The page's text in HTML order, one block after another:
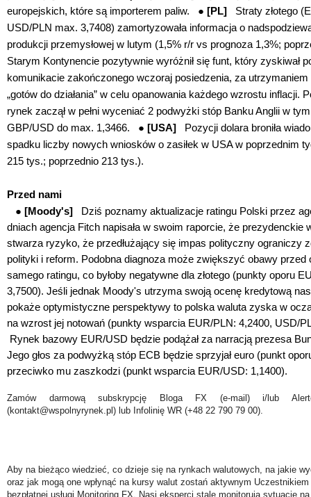
europejskich, które są importerem paliw. ● [PL] Straty złotego
USD/PLN max. 3,7408) zamortyzowała informacja o
produkcji przemysłowej w lutym (1,5% r/r vs prognoza 1,3%;
Starym Kontynencie pozytywnie wyróżnił się funt, który zyskiwał
komunikacie zakończonego wczoraj posiedzenia, za
„gotów do działania” w celu opanowania każdego wzrostu inflacji.
rynek zaczął w pełni wyceniać 2 podwyżki stóp Banku Anglii w
GBP/USD do max. 1,3466. ● [USA]
Pozycji dolara broniła
spadku liczby nowych wniosków o zasiłek w USA w poprzednim
215 tys.; poprzednio 213 tys.).
Przed nami
● [Moody's]
Dziś poznamy aktualizacje ratingu Polski przez
dniach agencja Fitch napisała w swoim raporcie, że prezydenckie
stwarza ryzyko, że przedłużający się impas polityczny ograniczy
polityki i reform. Podobna diagnoza może zwiększyć obawy
samego ratingu, co byłoby negatywne dla złotego (punkty oporu
3,7500). Jeśli jednak Moody's utrzyma swoją ocenę kredytową
pokaże optymistyczne perspektywy to polska waluta zyska w
na wzrost jej notowań (punkty wsparcia EUR/PLN: 4,2400, USD/
Rynek bazowy EUR/USD będzie podążał za narracją prezesa
Jego głos za podwyżką stóp ECB będzie sprzyjał euro (punkt
przeciwko mu zaszkodzi (punkt wsparcia EUR/USD: 1,1400).
Zamów darmową subskrypcję Bloga FX (e-mail) i/lub
(kontakt@wspolnyrynek.pl) lub Infolinię WR (+48 22 790 79 00).
Aby na bieżąco wiedzieć, co dzieje się na rynkach walutowych, na jakie
oraz jak mogą one wpłynąć na kursy walut zostań aktywnym
bezpłatnej usługi Monitoring FX. Nasi eksperci stale monitorują sytuację